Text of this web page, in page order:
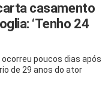
casamento
‘Tenho 24
poucos dias após
de 29 anos do ator